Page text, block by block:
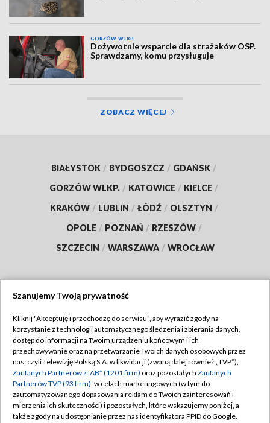
GORZÓW WLKP.
Dożywotnie wsparcie dla strażaków OSP.
Sprawdzamy, komu przysługuje
ZOBACZ WIĘCEJ
BIAŁYSTOK / BYDGOSZCZ / GDAŃSK /
GORZÓW WLKP. / KATOWICE / KIELCE /
KRAKÓW / LUBLIN / ŁÓDŹ / OLSZTYN /
OPOLE / POZNAŃ / RZESZÓW /
SZCZECIN / WARSZAWA / WROCŁAW
TVP
Abonament TVP
Emisja w TVP
Centrum informacji TVP
Naziemna Telewizja Cyfrowa
Regulamin TVP
Polityka prywatności
Moje zgody
Pomoc
Szanujemy Twoją prywatność
Kliknij "Akceptuję i przechodzę do serwisu", aby wyrazić zgody na
korzystanie z technologii automatycznego śledzenia i zbierania danych,
dostęp do informacji na Twoim urządzeniu końcowym i ich
przechowywanie oraz na przetwarzanie Twoich danych osobowych przez
nas, czyli Telewizję Polską S.A. w likwidacji (zwaną dalej również „TVP”),
Zaufanych Partnerów z IAB* (1201 firm) oraz pozostałych Zaufanych
Partnerów TVP (93 firm), w celach marketingowych (w tym do
zautomatyzowanego dopasowania reklam do Twoich zainteresowań i
mierzenia ich skuteczności) i pozostałych, które wskazujemy poniżej, a
także zgody na udostępnianie przez nas identyfikatora PPID do Google.